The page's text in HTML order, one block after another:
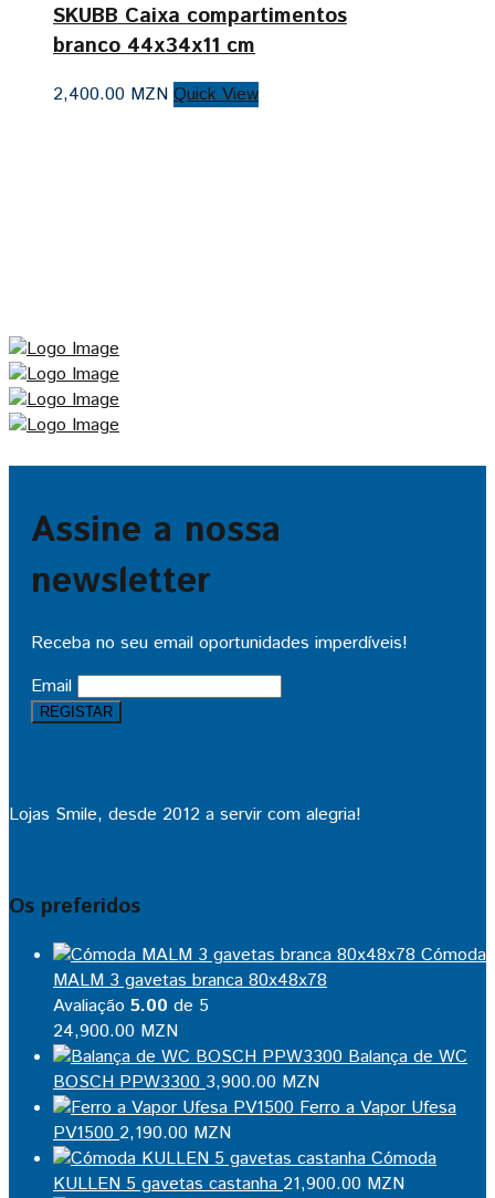
SKUBB Caixa compartimentos
branco 44x34x11 cm
2,400.00 MZN Quick View
Assine a nossa
newsletter
Receba no seu email oportunidades imperdíveis!
Email
Lojas Smile, desde 2012 a servir com alegria!
Os preferidos
Cómoda
MALM 3 gavetas branca 80x48x78
Avaliação 5.00 de 5
24,900.00 MZN
Balança de WC
BOSCH PPW3300 3,900.00 MZN
Ferro a Vapor Ufesa
PV1500 2,190.00 MZN
Cómoda
KULLEN 5 gavetas castanha 21,900.00 MZN